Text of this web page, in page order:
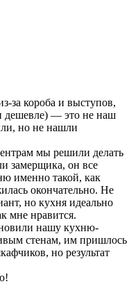
за короба и выступов,
дешевле) — это не наш
но не нашли
мы решили делать
замерщика, он все
именно такой, как
окончательно. Не
но кухня идеально
мне нравится.
нашу кухню-
стенам, им пришлось
но результат